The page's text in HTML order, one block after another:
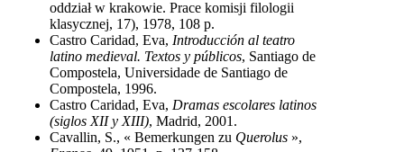
oddział w krakowie. Prace komisji filologii
klasycznej, 17), 1978, 108 p.
Castro Caridad, Eva, Introducción al teatro
latino medieval. Textos y públicos, Santiago de
Compostela, Universidade de Santiago de
Compostela, 1996.
Castro Caridad, Eva, Dramas escolares latinos
(siglos XII y XIII), Madrid, 2001.
Cavallin, S., « Bemerkungen zu Querolus »,